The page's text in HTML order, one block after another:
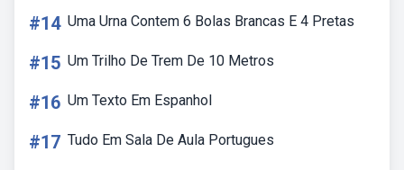
#14 Uma Urna Contem 6 Bolas Brancas E 4 Pretas
#15 Um Trilho De Trem De 10 Metros
#16 Um Texto Em Espanhol
#17 Tudo Em Sala De Aula Portugues